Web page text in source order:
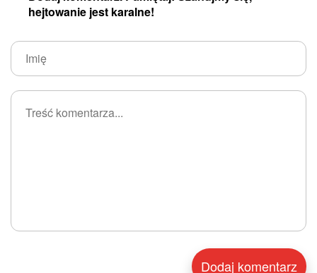
hejtowanie jest karalne!